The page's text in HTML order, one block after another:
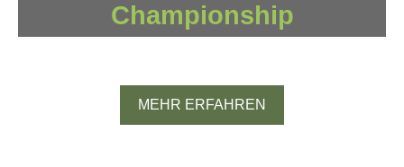
Championship
MEHR ERFAHREN